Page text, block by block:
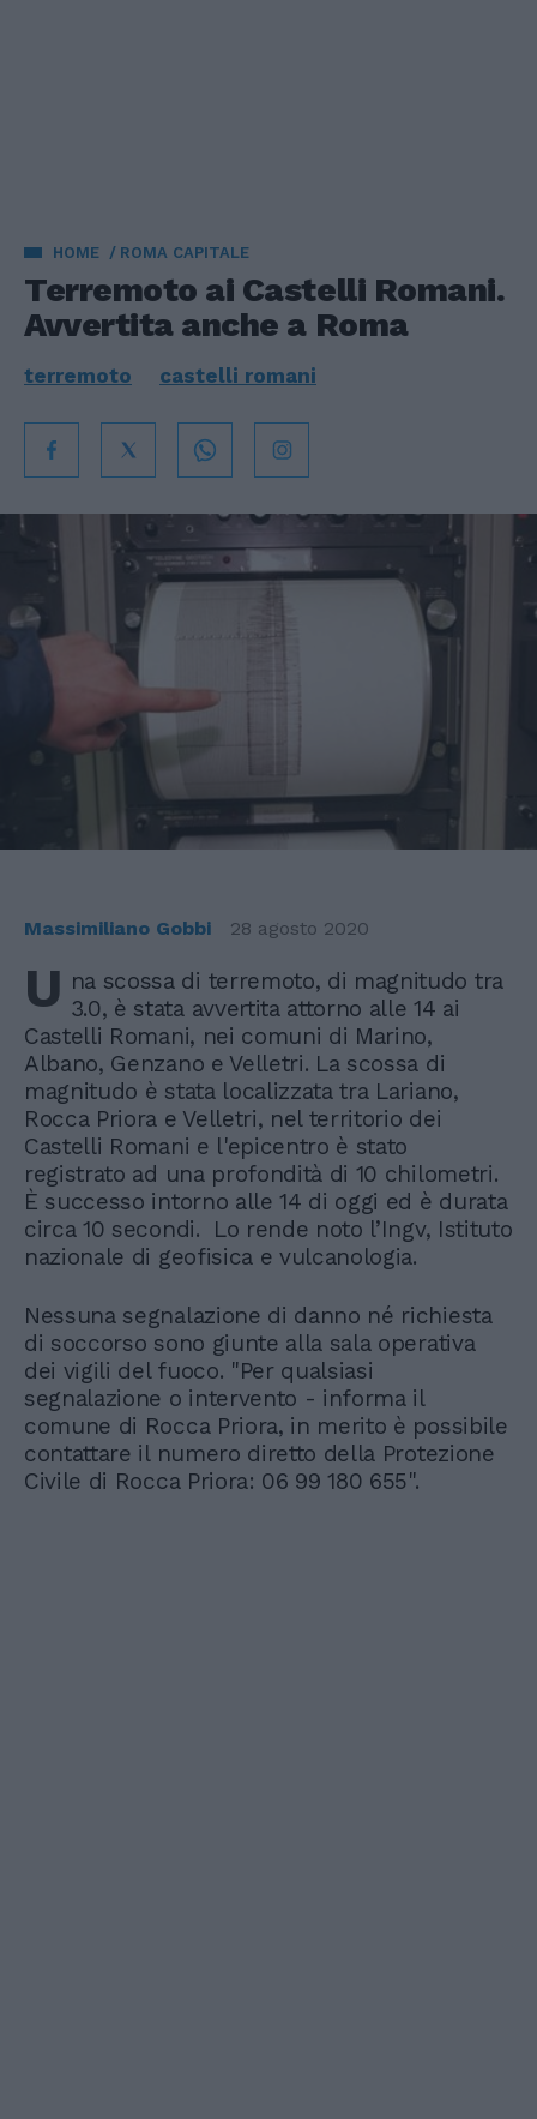
HOME ROMA CAPITALE
Terremoto ai Castelli Romani.
Avvertita anche a Roma
terremoto castelli romani
Massimiliano Gobbi 28 agosto 2020
U na scossa di terremoto, di magnitudo tra
3.0, è stata avvertita attorno alle 14 ai
Castelli Romani, nei comuni di Marino,
Albano, Genzano e Velletri. La scossa di
magnitudo è stata localizzata tra Lariano,
Rocca Priora e Velletri, nel territorio dei
Castelli Romani e l'epicentro è stato
registrato ad una profondità di 10 chilometri.
È successo intorno alle 14 di oggi ed è durata
circa 10 secondi. Lo rende noto l’Ingv, Istituto
nazionale di geofisica e vulcanologia.
Nessuna segnalazione di danno né richiesta
di soccorso sono giunte alla sala operativa
dei vigili del fuoco. "Per qualsiasi
segnalazione o intervento - informa il
comune di Rocca Priora, in merito è possibile
contattare il numero diretto della Protezione
Civile di Rocca Priora: 06 99 180 655".